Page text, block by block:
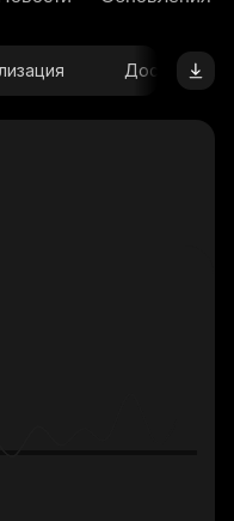
Доступное